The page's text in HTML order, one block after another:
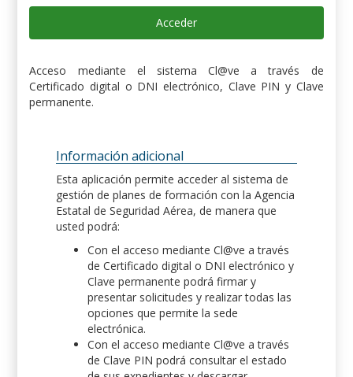
Acceder
Acceso mediante el sistema Cl@ve a través de
Certificado digital o DNI electrónico, Clave PIN y Clave
permanente.
Información adicional
Esta aplicación permite acceder al sistema de
gestión de planes de formación con la Agencia
Estatal de Seguridad Aérea, de manera que
usted podrá:
Con el acceso mediante Cl@ve a través
de Certificado digital o DNI electrónico y
Clave permanente podrá firmar y
presentar solicitudes y realizar todas las
opciones que permite la sede
electrónica.
Con el acceso mediante Cl@ve a través
de Clave PIN podrá consultar el estado